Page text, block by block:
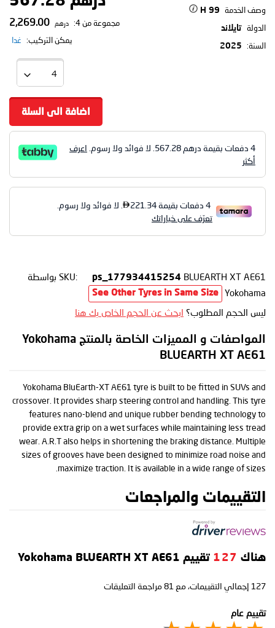
وصف الخدمة 99 H
الدولة تايلاند
السنة: 2025
مجموعة من 4: درهم
يمكن التركيب: غدا
اضافة الى السلة
4 دفعات بقيمة درهم 567.28 . لا فوائد ولا رسوم. اعرف
أكثر
SKU: ps_177934415254 BLUEARTH XT AE61
بواسطة
Yokohama
See Other Tyres in Same Size
ليس الحجم المطلوب؟ ابحث عن الحجم الخاص بك هنا
المواصفات و المميزات الخاصة بالمنتج Yokohama
BLUEARTH XT AE61
Yokohama BluEarth-XT AE61 tyre is built to be fitted in SUVs and
crossover. It provides sharp steering control and handling. This tyre
features nano-blend and unique rubber bending technology to
provide extra grip on a wet surfaces while maintaining less tread
wear. A.R.T also helps in shortening the braking distance. Multiple
sizes of grooves have been designed to minimize road noise and
maximize traction. It is available in a wide range of sizes.
التقييمات والمراجعات
هناك 127 تقييم Yokohama BLUEARTH XT AE61
127 إجمالي التقييمات، مع 81 مراجعة التعليقات
تقييم عام